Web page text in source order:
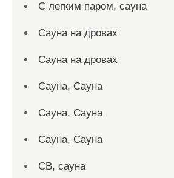
С легким паром, сауна
Сауна на дровах
Сауна на дровах
Сауна, Сауна
Сауна, Сауна
Сауна, Сауна
СВ, сауна